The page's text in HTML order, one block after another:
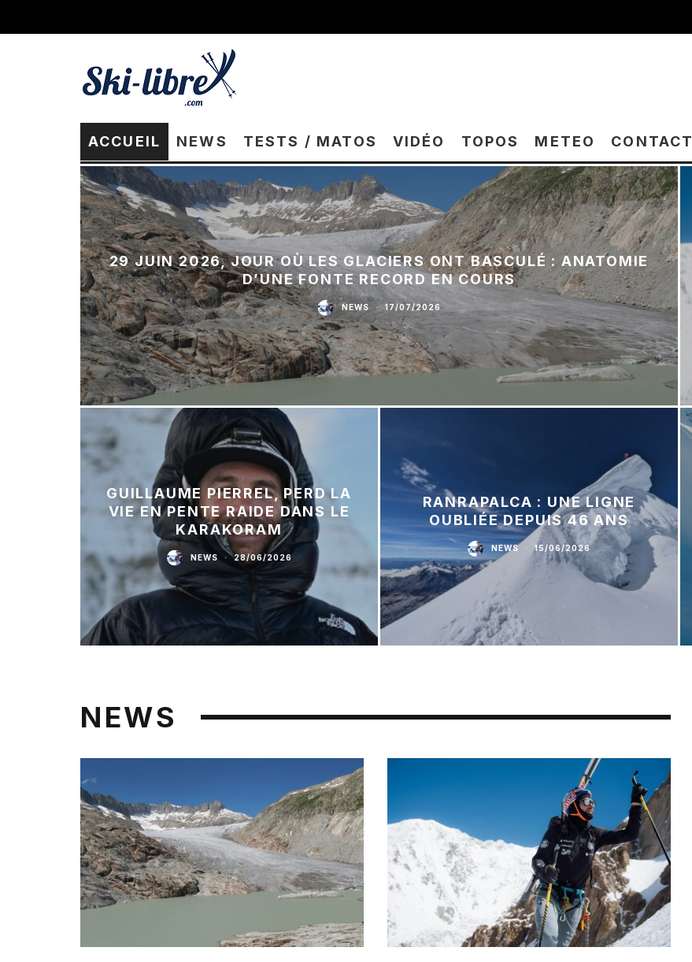
ACCUEIL NEWS TESTS / MATOS VIDÉO TOPOS METEO CONTACT
29 JUIN 2026, JOUR OÙ LES GLACIERS ONT BASCULÉ : ANATOMIE
D’UNE FONTE RECORD EN COURS
NEWS · 17/07/2026
GUILLAUME PIERREL, PERD LA
VIE EN PENTE RAIDE DANS LE
KARAKORAM
NEWS · 28/06/2026
RANRAPALCA : UNE LIGNE
OUBLIÉE DEPUIS 46 ANS
NEWS · 15/06/2026
NEWS